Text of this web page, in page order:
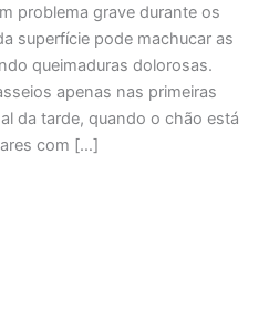
problema grave durante os
superfície pode machucar as
queimaduras dolorosas.
apenas nas primeiras
da tarde, quando o chão está
com […]